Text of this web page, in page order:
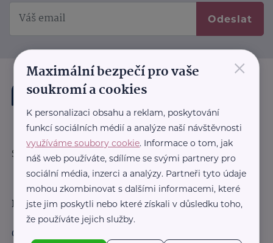
Odeslat
Sledujte nás:
Důležité odkazy
Obchodní podmínky
×
Maximální bezpečí pro vaše
soukromí a cookies
K personalizaci obsahu a reklam, poskytování
funkcí sociálních médií a analýze naší návštěvnosti
využíváme soubory cookie. Informace o tom, jak
náš web používáte, sdílíme se svými partnery pro
sociální média, inzerci a analýzy. Partneři tyto údaje
mohou zkombinovat s dalšími informacemi, které
jste jim poskytli nebo které získali v důsledku toho,
že používáte jejich služby.